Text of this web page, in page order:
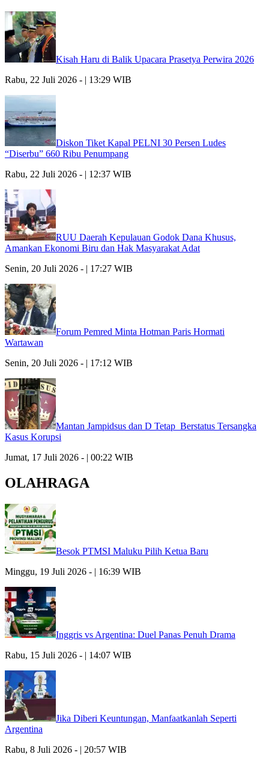
Kisah Haru di Balik Upacara Prasetya Perwira 2026
Rabu, 22 Juli 2026 - | 13:29 WIB
Diskon Tiket Kapal PELNI 30 Persen Ludes
“Diserbu” 660 Ribu Penumpang
Rabu, 22 Juli 2026 - | 12:37 WIB
RUU Daerah Kepulauan Godok Dana Khusus,
Amankan Ekonomi Biru dan Hak Masyarakat Adat
Senin, 20 Juli 2026 - | 17:27 WIB
Forum Pemred Minta Hotman Paris Hormati
Wartawan
Senin, 20 Juli 2026 - | 17:12 WIB
Mantan Jampidsus dan D Tetap Berstatus Tersangka
Kasus Korupsi
Jumat, 17 Juli 2026 - | 00:22 WIB
OLAHRAGA
Besok PTMSI Maluku Pilih Ketua Baru
Minggu, 19 Juli 2026 - | 16:39 WIB
Inggris vs Argentina: Duel Panas Penuh Drama
Rabu, 15 Juli 2026 - | 14:07 WIB
Jika Diberi Keuntungan, Manfaatkanlah Seperti
Argentina
Rabu, 8 Juli 2026 - | 20:57 WIB